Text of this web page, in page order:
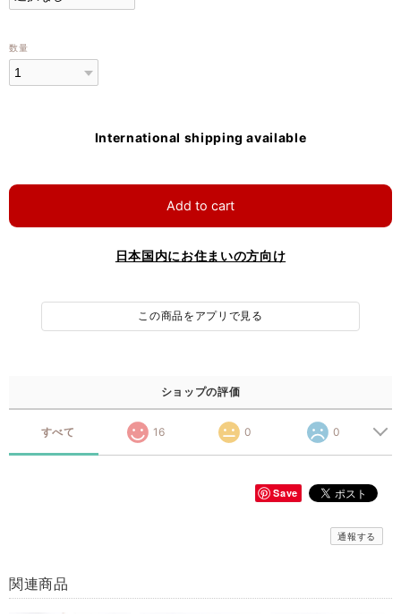
数量
International shipping available
Add to cart
日本国内にお住まいの方向け
この商品をアプリで見る
ショップの評価
すべて 16 0 0
Save
通報する
関連商品